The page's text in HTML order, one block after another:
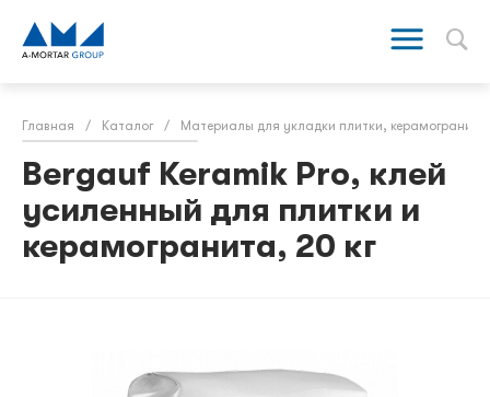
Главная / Каталог / Материалы для укладки плитки,
Bergauf Keramik Pro, клей
усиленный для плитки и
керамогранита, 20 кг